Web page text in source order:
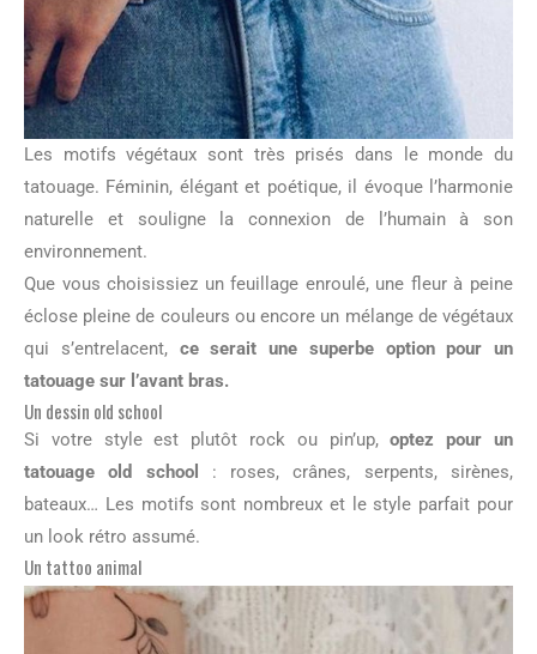
Les motifs végétaux sont très prisés dans le monde du
tatouage. Féminin, élégant et poétique, il évoque l’harmonie
naturelle et souligne la connexion de l’humain à son
environnement.
Que vous choisissiez un feuillage enroulé, une fleur à peine
éclose pleine de couleurs ou encore un mélange de végétaux
qui s’entrelacent, ce serait une superbe option pour un
tatouage sur l’avant bras.
Un dessin old school
Si votre style est plutôt rock ou pin’up,optez pour un
tatouage old school : roses, crânes, serpents, sirènes,
bateaux… Les motifs sont nombreux et le style parfait pour
un look rétro assumé.
Un tattoo animal